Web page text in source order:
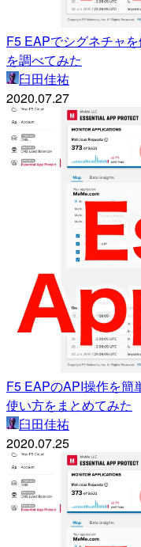
F5 EAPでシグネチャ
を調べてみた
臼田佳祐
2020.07.27
F5 EAPのAPI操作を簡
使い方をまとめてみた
臼田佳祐
2020.07.25